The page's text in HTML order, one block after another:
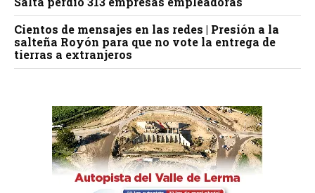
Cientos de mensajes en las redes | Presión a la
salteña Royón para que no vote la entrega de
tierras a extranjeros